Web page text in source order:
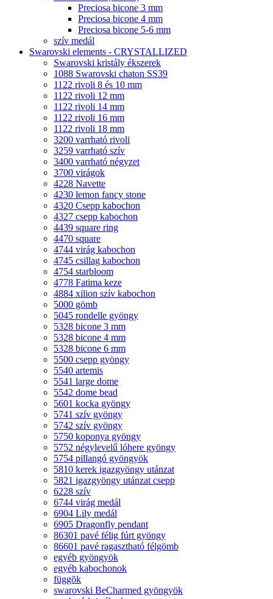
Preciosa bicone 3 mm
Preciosa bicone 4 mm
Preciosa bicone 5-6 mm
szív medál
Swarovski elements - CRYSTALLIZED
Swarovski kristály ékszerek
1088 Swarovski chaton SS39
1122 rivoli 8 és 10 mm
1122 rivoli 12 mm
1122 rivoli 14 mm
1122 rivoli 16 mm
1122 rivoli 18 mm
3200 varrható rivoli
3259 varrható szív
3400 varrható négyzet
3700 virágok
4228 Navette
4230 lemon fancy stone
4320 Csepp kabochon
4327 csepp kabochon
4439 square ring
4470 square
4744 virág kabochon
4745 csillag kabochon
4754 starbloom
4778 Fatima keze
4884 xilion szív kabochon
5000 gömb
5045 rondelle gyöngy
5328 bicone 3 mm
5328 bicone 4 mm
5328 bicone 6 mm
5500 csepp gyöngy
5540 artemis
5541 large dome
5542 dome bead
5601 kocka gyöngy
5741 szív gyöngy
5742 szív gyöngy
5750 koponya gyöngy
5752 négylevelű lóhere gyöngy
5754 pillangó gyöngyök
5810 kerek igazgyöngy utánzat
5821 igazgyöngy utánzat csepp
6228 szív
6744 virág medál
6904 Lily medál
6905 Dragonfly pendant
86301 pavé félig fúrt gyöngy
86601 pavé ragasztható félgömb
egyéb gyöngyök
egyéb kabochonok
függõk
swarovski BeCharmed gyöngyök